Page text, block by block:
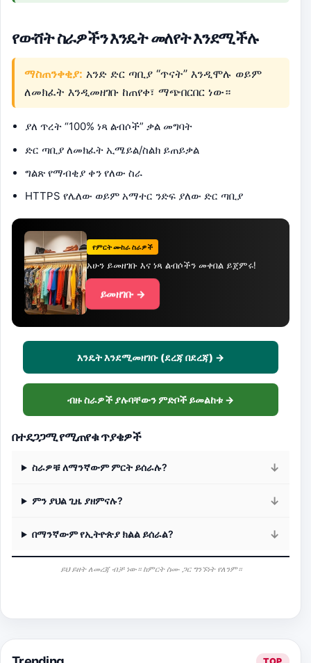
የውሸት ስራዎችን እንዴት መለየት እንደሚችሉ
ማስጠንቀቂያ: አንድ ድር ጣቢያ “ጥናት” እንዲሞሉ ወይም
ለመክፈት እንዲመዘገቡ ከጠየቀ፣ ማጭበርበር ነው።
ያለ ጥረት “100% ነጻ ልብሶች” ቃል መግባት
ድር ጣቢያ ለመክፈት ኢሜይል/ስልክ ይጠይቃል
ግልጽ የማብቂያ ቀን የለው ስራ
HTTPS የሌለው ወይም አማተር ንድፍ ያለው ድር ጣቢያ
የምርት ሙከራ ስራዎች
አሁን ይመዘገቡ እና ነጻ ልብሶችን መቀበል ይጀምሩ!
ይመዘገቡ →
እንዴት እንደሚመዘገቡ (ደረጃ በደረጃ) →
ብዙ ስራዎች ያሉባቸውን ምድቦች ይመልከቱ →
በተደጋጋሚ የሚጠየቁ ጥያቄዎች
ስራዎቹ ለማንኛውም ምርት ይሰራሉ?
ምን ያህል ጊዜ ያዘምናሉ?
በማንኛውም የኢትዮጵያ ክልል ይሰራል?
ይህ ይዘት ለመረጃ ብቻ ነው። ከምርት ስሙ ጋር ግንኙነት የለንም።